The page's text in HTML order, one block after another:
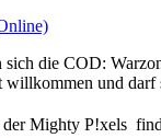
sich die COD:
willkommen und darf
der Mighty P!xels